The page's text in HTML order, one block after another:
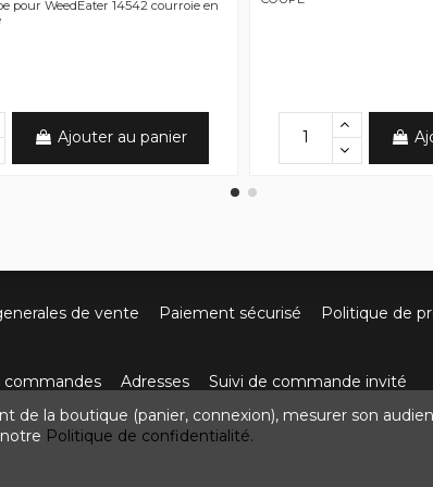
pour WeedEater 14542 courroie en
Ajouter au panier
de vente Paiement sécurisé Politique de
commandes Adresses Suivi de commande invité
de Villefort 48800 Pied-de-Borne
de la boutique (panier, connexion), mesurer son
Politique de confidentialité.